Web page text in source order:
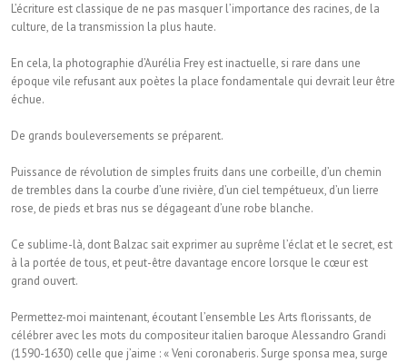
L’écriture est classique de ne pas masquer l’importance des racines, de la
culture, de la transmission la plus haute.
En cela, la photographie d’Aurélia Frey est inactuelle, si rare dans une
époque vile refusant aux poètes la place fondamentale qui devrait leur être
échue.
De grands bouleversements se préparent.
Puissance de révolution de simples fruits dans une corbeille, d’un chemin
de trembles dans la courbe d’une rivière, d’un ciel tempétueux, d’un lierre
rose, de pieds et bras nus se dégageant d’une robe blanche.
Ce sublime-là, dont Balzac sait exprimer au suprême l’éclat et le secret, est
à la portée de tous, et peut-être davantage encore lorsque le cœur est
grand ouvert.
Permettez-moi maintenant, écoutant l’ensemble Les Arts florissants, de
célébrer avec les mots du compositeur italien baroque Alessandro Grandi
(1590-1630) celle que j’aime : « Veni coronaberis. Surge sponsa mea, surge